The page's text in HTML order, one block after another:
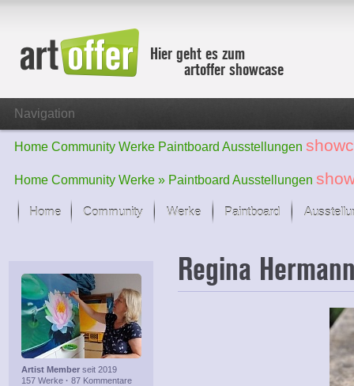
Hier geht es zum
artoffer showcase
Navigation
Home Community Werke Paintboard Ausstellungen
Home Community Werke » Paintboard Ausstellungen
Home Community Werke
Der letzte Monat im Fokus
Alle Fokus-Werke
Paintboard
Artist Memberseit 2019
157 Werke · 87 Kommentare
Regina